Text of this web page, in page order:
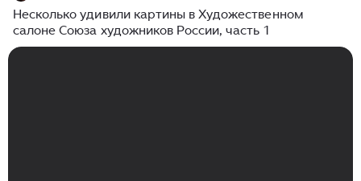
Несколько удивили картины в Художественном
салоне Союза художников России, часть 1